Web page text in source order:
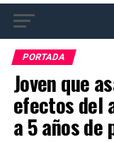
PORTADA
Joven que
efectos del
a 5 años de